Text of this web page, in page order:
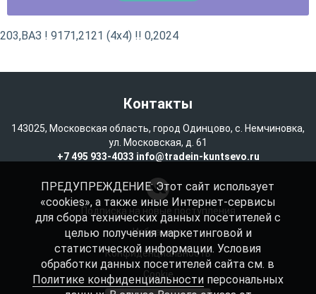
203,ВАЗ ! 9171,2121 (4x4) !! 0,2024
Контакты
143025, Московская область, город Одинцово, с. Немчиновка,
ул. Московская, д. 61
+7 495 933-4033 info@tradein-kuntsevo.ru
Подписка на новые поступления
Избранное
Конфиденциальность
Cookie
ПРЕДУПРЕЖДЕНИЕ: Этот сайт использует
«cookies», а также иные Интернет-сервисы
для сбора технических данных посетителей с
целью получения маркетинговой и
статистической информации. Условия
обработки данных посетителей сайта см. в
Политике конфиденциальностиперсональных